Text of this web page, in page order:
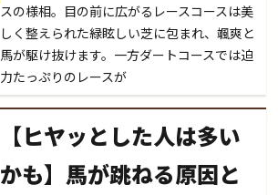
スの様相。目の前に広がるレースコースは美
しく整えられた緑眩しい芝に包まれ、颯爽と
馬が駆け抜けます。一方ダートコースでは迫
力たっぷりのレースが
【ヒヤッとした人は多い
かも】馬が跳ねる原因と